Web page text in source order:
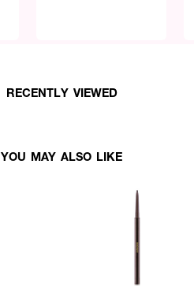
RECENTLY VIEWED
YOU MAY ALSO LIKE